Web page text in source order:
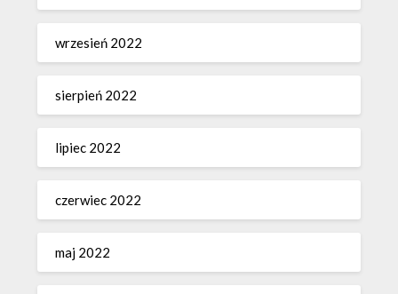
wrzesień 2022
sierpień 2022
lipiec 2022
czerwiec 2022
maj 2022